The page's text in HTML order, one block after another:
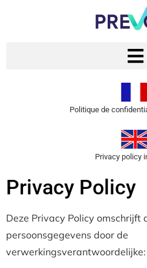
Politique de
Privacy policy
Privacy Policy
Deze Privacy Policy
persoonsgegevens door de
verwerkingsverantwoordelijke: